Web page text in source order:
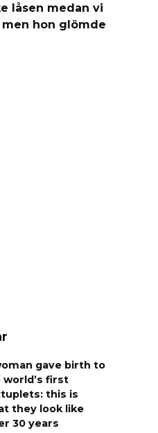
låsen medan vi
hon glömde
gave birth to
world’s first
this is
they look like
30 years